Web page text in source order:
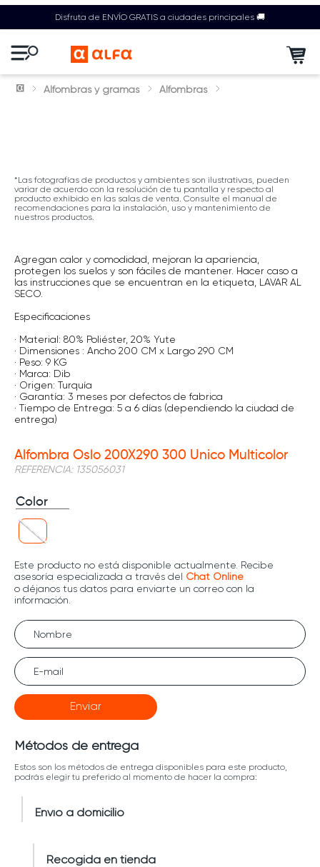
Disfruta de ENVÍO GRATIS a ciudades principales 🚚
Alfombras y gramas Alfombras
*Las fotografías de productos y ambientes son ilustrativas, pueden
variar de acuerdo con la resolución de tu pantalla y respecto al
producto exhibido en las salas de venta. Consulte el manual de
recomendaciones para la instalación, uso y mantenimiento de
nuestros productos.
Agregan calor y comodidad, mejoran la apariencia,
protegen los suelos y son fáciles de mantener. Hacer caso a
las instrucciones que se encuentran en la etiqueta, LAVAR AL
SECO.
Especificaciones
· Material: 80% Poliéster, 20% Yute
· Dimensiones : Ancho 200 CM x Largo 290 CM
· Peso: 9 KG
· Marca: Dib
· Origen: Turquía
· Garantía: 3 meses por defectos de fabrica
· Tiempo de Entrega: 5 a 6 días (dependiendo la ciudad de
entrega)
Alfombra Oslo 200X290 300 Unico Multicolor
REFERENCIA: 135056031
Color
Enviar
Métodos de entrega
Estos son los métodos de entrega disponibles para este producto,
podrás elegir tu preferido al momento de hacer la compra:
Envío a domicilio
Recogida en tienda